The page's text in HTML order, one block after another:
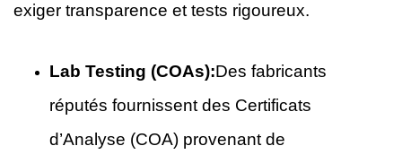
exiger transparence et tests rigoureux.
Lab Testing (COAs):Des fabricants
réputés fournissent des Certificats
d’Analyse (COA) provenant de